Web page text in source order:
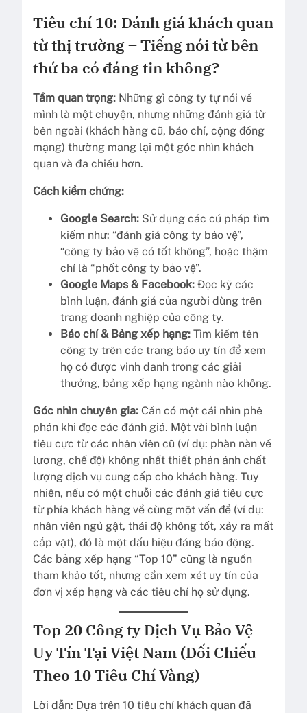
Tiêu chí 10: Đánh giá khách quan
từ thị trường – Tiếng nói từ bên
thứ ba có đáng tin không?
Tầm quan trọng: Những gì công ty tự nói về
mình là một chuyện, nhưng những đánh giá từ
bên ngoài (khách hàng cũ, báo chí, cộng đồng
mạng) thường mang lại một góc nhìn khách
quan và đa chiều hơn.
Cách kiểm chứng:
Google Search: Sử dụng các cú pháp tìm
kiếm như: “đánh giá công ty bảo vệ”,
“công ty bảo vệ có tốt không”, hoặc thậm
chí là “phốt công ty bảo vệ”.
Google Maps & Facebook: Đọc kỹ các
bình luận, đánh giá của người dùng trên
trang doanh nghiệp của công ty.
Báo chí & Bảng xếp hạng: Tìm kiếm tên
công ty trên các trang báo uy tín để xem
họ có được vinh danh trong các giải
thưởng, bảng xếp hạng ngành nào không.
Góc nhìn chuyên gia: Cần có một cái nhìn phê
phán khi đọc các đánh giá. Một vài bình luận
tiêu cực từ các nhân viên cũ (ví dụ: phàn nàn về
lương, chế độ) không nhất thiết phản ánh chất
lượng dịch vụ cung cấp cho khách hàng. Tuy
nhiên, nếu có một chuỗi các đánh giá tiêu cực
từ phía khách hàng về cùng một vấn đề (ví dụ:
nhân viên ngủ gật, thái độ không tốt, xảy ra mất
cắp vặt), đó là một dấu hiệu đáng báo động.
Các bảng xếp hạng “Top 10” cũng là nguồn
tham khảo tốt, nhưng cần xem xét uy tín của
đơn vị xếp hạng và các tiêu chí họ sử dụng.
Top 20 Công ty Dịch Vụ Bảo Vệ
Uy Tín Tại Việt Nam (Đối Chiếu
Theo 10 Tiêu Chí Vàng)
Lời dẫn: Dựa trên 10 tiêu chí khách quan đã